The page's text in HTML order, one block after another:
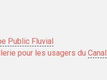
Public Fluvial
pour les usagers du Canal